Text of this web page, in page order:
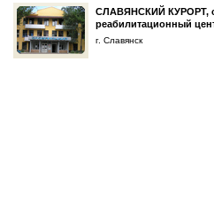
СЛАВЯНСКИЙ КУРОРТ,
реабилитационный
г. Славянск